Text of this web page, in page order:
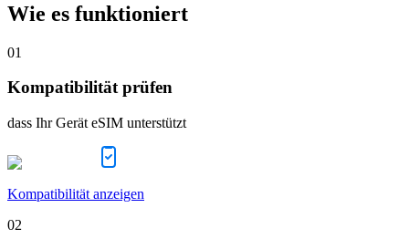
Wie es funktioniert
01
Kompatibilität prüfen
dass Ihr Gerät eSIM unterstützt
Kompatibilität anzeigen
02